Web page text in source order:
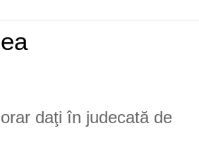
daţi în judecată de